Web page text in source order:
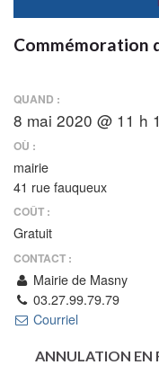
Commémoration
QUAND :
8 mai 2020 @ 11 h
OÙ :
mairie
41 rue fauqueux
COÛT :
Gratuit
CONTACT :
Mairie de Masny
03.27.99.79.79
Courriel
ANNULATION EN